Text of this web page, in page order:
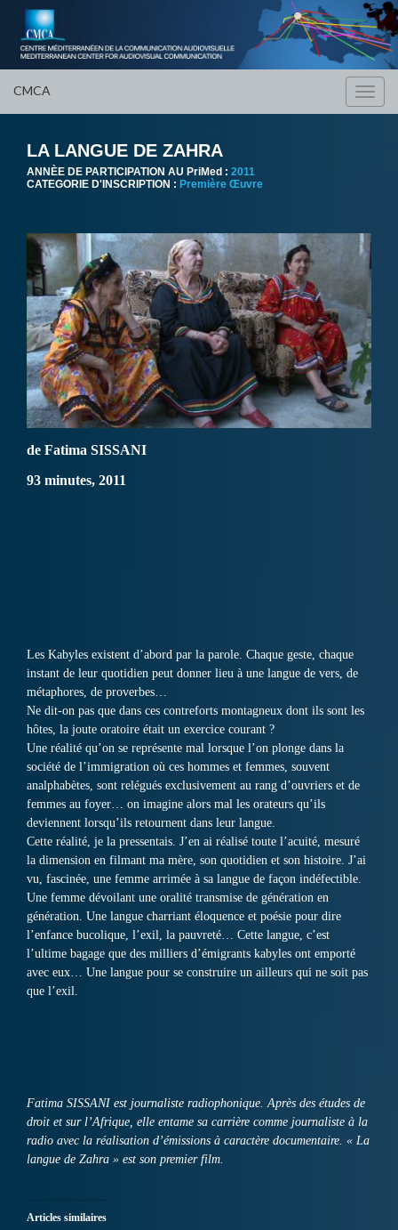
CMCA
LA LANGUE DE ZAHRA
ANNÈE DE PARTICIPATION AU PriMed : 2011
CATEGORIE D'INSCRIPTION : Première Œuvre
de Fatima SISSANI
93 minutes, 2011
Les Kabyles existent d’abord par la parole. Chaque geste, chaque
instant de leur quotidien peut donner lieu à une langue de vers, de
métaphores, de proverbes…
Ne dit-on pas que dans ces contreforts montagneux dont ils sont les
hôtes, la joute oratoire était un exercice courant ?
Une réalité qu’on se représente mal lorsque l’on plonge dans la
société de l’immigration où ces hommes et femmes, souvent
analphabètes, sont relégués exclusivement au rang d’ouvriers et de
femmes au foyer… on imagine alors mal les orateurs qu’ils
deviennent lorsqu’ils retournent dans leur langue.
Cette réalité, je la pressentais. J’en ai réalisé toute l’acuité, mesuré
la dimension en filmant ma mère, son quotidien et son histoire. J’ai
vu, fascinée, une femme arrimée à sa langue de façon indéfectible.
Une femme dévoilant une oralité transmise de génération en
génération. Une langue charriant éloquence et poésie pour dire
l’enfance bucolique, l’exil, la pauvreté… Cette langue, c’est
l’ultime bagage que des milliers d’émigrants kabyles ont emporté
avec eux… Une langue pour se construire un ailleurs qui ne soit pas
que l’exil.
Fatima SISSANI est journaliste radiophonique. Après des études de
droit et sur l’Afrique, elle entame sa carrière comme journaliste à la
radio avec la réalisation d’émissions à caractère documentaire. « La
langue de Zahra » est son premier film.
Articles similaires